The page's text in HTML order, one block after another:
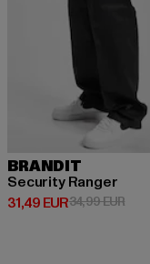
BRANDIT
Security Ranger
31,49 EUR
Derzeitiger Preis: 31,49
34,99 EUR